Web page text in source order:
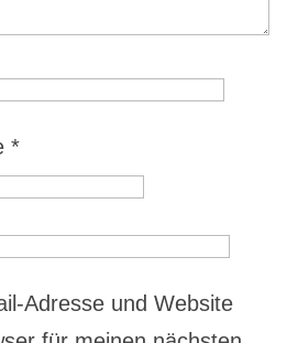
*
Adresse und Website